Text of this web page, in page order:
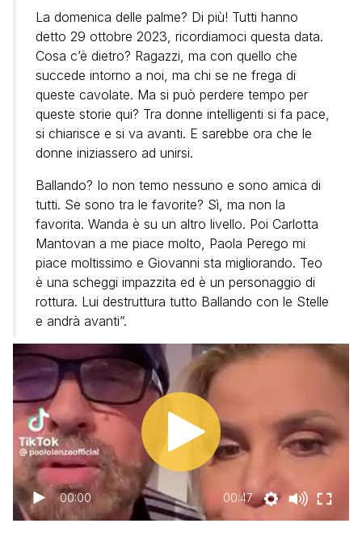
La domenica delle palme? Di più! Tutti hanno
detto 29 ottobre 2023, ricordiamoci questa data.
Cosa c’è dietro? Ragazzi, ma con quello che
succede intorno a noi, ma chi se ne frega di
queste cavolate. Ma si può perdere tempo per
queste storie qui? Tra donne intelligenti si fa pace,
si chiarisce e si va avanti. E sarebbe ora che le
donne iniziassero ad unirsi.
Ballando? Io non temo nessuno e sono amica di
tutti. Se sono tra le favorite? Sì, ma non la
favorita. Wanda è su un altro livello. Poi Carlotta
Mantovan a me piace molto, Paola Perego mi
piace moltissimo e Giovanni sta migliorando. Teo
è una scheggi impazzita ed è un personaggio di
rottura. Lui destruttura tutto Ballando con le Stelle
e andrà avanti”.
00:00 00:47